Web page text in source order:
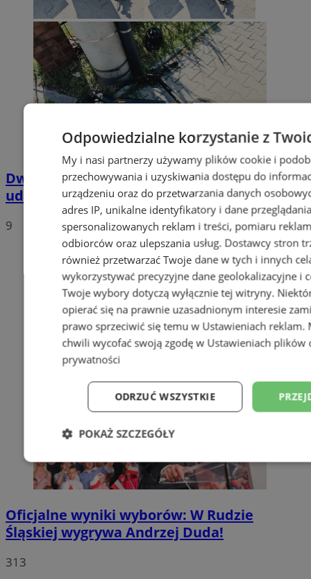
Dwaj nastolatkowie na jednej hulajnodze
uderzyli w auto w Bielszowicach
9
Oficjalne wyniki wyborów: W Rudzie
Śląskiej wygrywa Andrzej Duda!
313
Odpowiedzialne korzystanie z
My i nasi partnerzy używamy plików cookie i
przechowywania i uzyskiwania dostępu do
urządzeniu oraz do przetwarzania danych
adres IP, unikalne identyfikatory i dane
spersonalizowanych reklam i treści, pomiaru
odbiorców oraz ulepszania usług. Dostawcy stron
również przetwarzać Twoje dane w tych i innych
wykorzystywać precyzyjne dane geolokalizacyjne i
Twoje wybory dotyczą wyłącznie tej witryny.
opierać się na prawnie uzasadnionym interesie
prawo sprzeciwić się temu w Ustawieniach reklam.
chwili wycofać swoją zgodę w Ustawieniach plików
prywatności
ODRZUĆ WSZYSTKIE
POKAŻ SZCZEGÓŁY
Niezbędne Wydajność
Niesklasyfikowane